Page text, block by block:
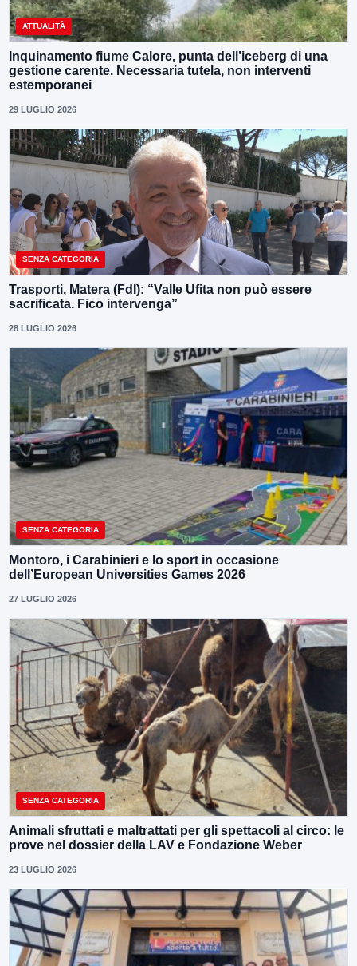
ATTUALITÀ
Inquinamento fiume Calore, punta dell’iceberg di una
gestione carente. Necessaria tutela, non interventi
estemporanei
29 LUGLIO 2026
SENZA CATEGORIA
Trasporti, Matera (FdI): “Valle Ufita non può essere
sacrificata. Fico intervenga”
28 LUGLIO 2026
SENZA CATEGORIA
Montoro, i Carabinieri e lo sport in occasione
dell’European Universities Games 2026
27 LUGLIO 2026
SENZA CATEGORIA
Animali sfruttati e maltrattati per gli spettacoli al circo: le
prove nel dossier della LAV e Fondazione Weber
23 LUGLIO 2026